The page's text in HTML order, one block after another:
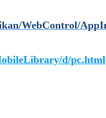
WebControl/
d/pc.html